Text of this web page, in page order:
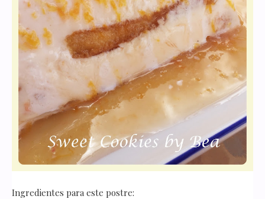
Ingredientes para este postre: